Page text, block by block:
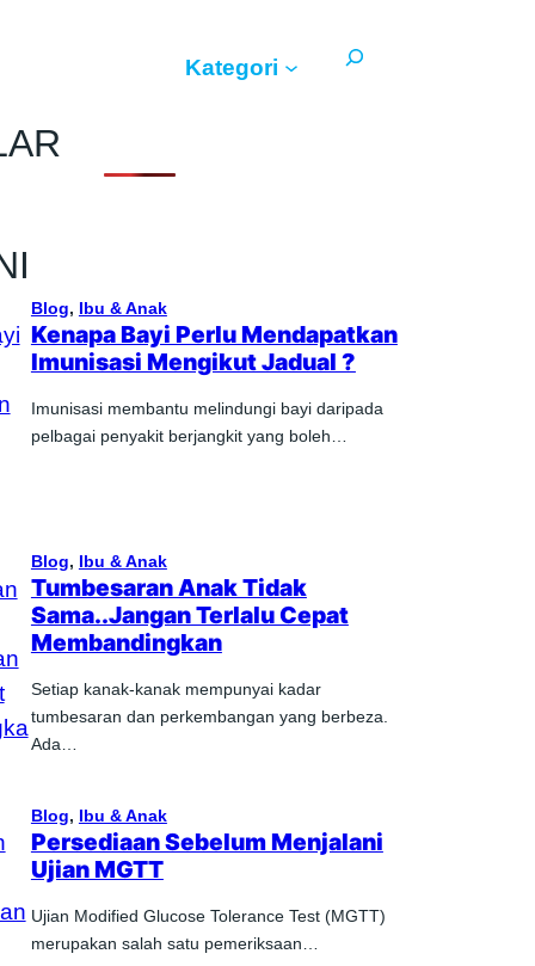
Kategori
Blog, Ibu & Anak
Kenapa Bayi Perlu Mendapatkan
Imunisasi Mengikut Jadual ?
Imunisasi membantu melindungi bayi daripada
pelbagai penyakit berjangkit yang boleh…
Blog, Ibu & Anak
Tumbesaran Anak Tidak
Sama..Jangan Terlalu Cepat
Membandingkan
Setiap kanak-kanak mempunyai kadar
tumbesaran dan perkembangan yang berbeza.
Ada…
Blog, Ibu & Anak
Persediaan Sebelum Menjalani
Ujian MGTT
Ujian Modified Glucose Tolerance Test (MGTT)
merupakan salah satu pemeriksaan…